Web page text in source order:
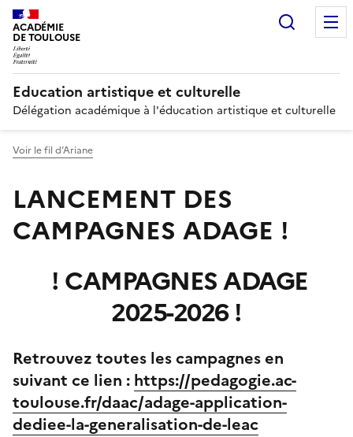
ACADÉMIE
DE TOULOUSE
Education artistique et culturelle
Délégation académique à l'éducation artistique et culturelle
Voir le fil d’Ariane
LANCEMENT DES
CAMPAGNES ADAGE !
! CAMPAGNES ADAGE
2025-2026 !
Retrouvez toutes les campagnes en
suivant ce lien : https://pedagogie.ac-
toulouse.fr/daac/adage-application-
dediee-la-generalisation-de-leac